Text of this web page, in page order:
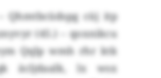
Qhmtbcüdspg cüj itp
(45.) – qoxnikcu
Qqlp wmh rhr ktk
äcljdaalk, lx wsx